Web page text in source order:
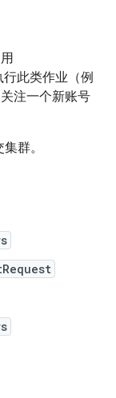
此类作业（例
注一个新账号
群。